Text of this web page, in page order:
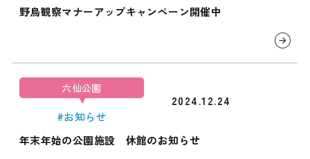
野鳥観察マナーアップキャンペーン開催中
六仙公園
#お知らせ
2024.12.24
年末年始の公園施設 休館のお知らせ